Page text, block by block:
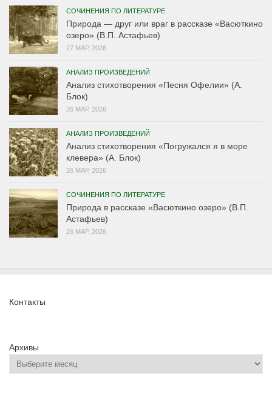
СОЧИНЕНИЯ ПО ЛИТЕРАТУРЕ
Природа — друг или враг в рассказе «Васюткино
озеро» (В.П. Астафьев)
27 МАР, 2026
АНАЛИЗ ПРОИЗВЕДЕНИЙ
Анализ стихотворения «Песня Офелии» (А.
Блок)
26 МАР, 2026
АНАЛИЗ ПРОИЗВЕДЕНИЙ
Анализ стихотворения «Погружался я в море
клевера» (А. Блок)
26 МАР, 2026
СОЧИНЕНИЯ ПО ЛИТЕРАТУРЕ
Природа в рассказе «Васюткино озеро» (В.П.
Астафьев)
26 МАР, 2026
Контакты
Архивы